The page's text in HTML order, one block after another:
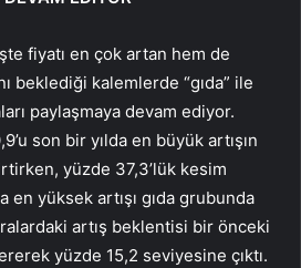
fiyatı en çok artan hem de
beklediği kalemlerde “gıda” ile
paylaşmaya devam ediyor.
son bir yılda en büyük artışın
yüzde 37,3’lük kesim
en yüksek artışı gıda grubunda
artış beklentisi bir önceki
yüzde 15,2 seviyesine çıktı.